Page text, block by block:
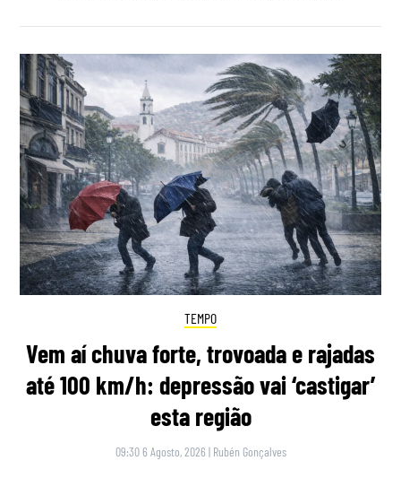
TEMPO
Vem aí chuva forte, trovoada e rajadas
até 100 km/h: depressão vai ‘castigar’
esta região
09:30 6 Agosto, 2026 | Rubén Gonçalves